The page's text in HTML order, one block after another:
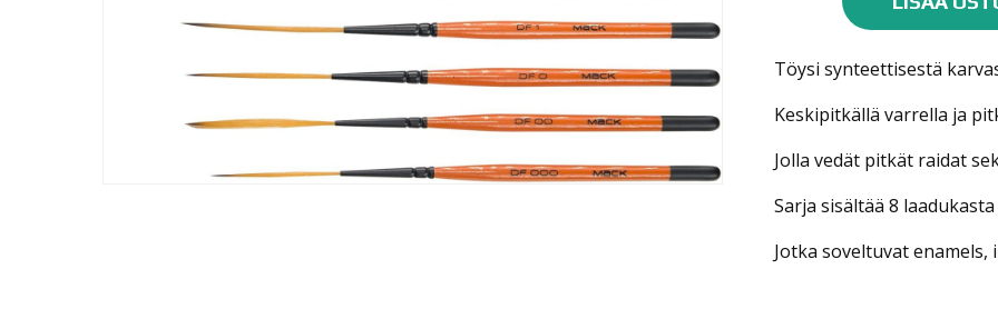
FLY
Töysi synteettisestä
Keskipitkällä varrella ja
Jolla vedät pitkät raidat
Sarja sisältää 8
Jotka soveltuvat